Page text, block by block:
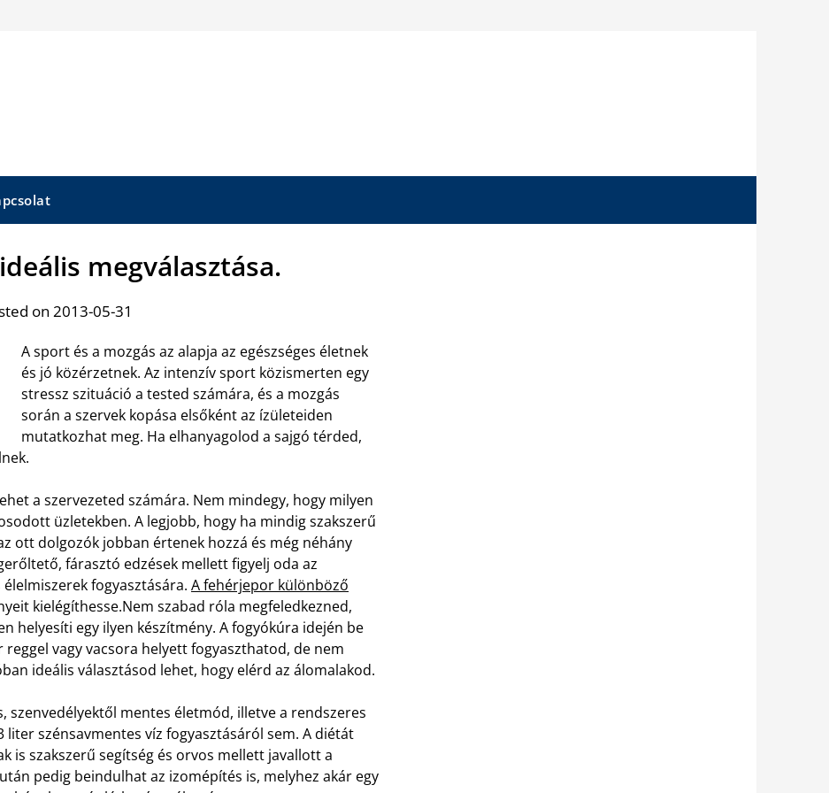
megválasztása.
on 2013-05-31
A sport és a mozgás az alapja az egészséges életnek
és jó közérzetnek. Az intenzív sport közismerten egy
stressz szituáció a tested számára, és a mozgás
során a szervek kopása elsőként az ízületeiden
mutatkozhat meg. Ha elhanyagolod a sajgó térded,
a szervezeted számára. Nem mindegy, hogy milyen
üzletekben. A legjobb, hogy ha mindig szakszerű
ott dolgozók jobban értenek hozzá és még néhány
fárasztó edzések mellett figyelj oda az
fogyasztására. A fehérjepor különböző
kielégíthesse.Nem szabad róla megfeledkezned,
helyesíti egy ilyen készítmény. A fogyókúra idején be
vagy vacsora helyett fogyaszthatod, de nem
ideális választásod lehet, hogy elérd az álomalakod.
szenvedélyektől mentes életmód, illetve a rendszeres
liter szénsavmentes víz fogyasztásáról sem. A diétát
is szakszerű segítség és orvos mellett javallott a
pedig beindulhat az izomépítés is, melyhez akár egy